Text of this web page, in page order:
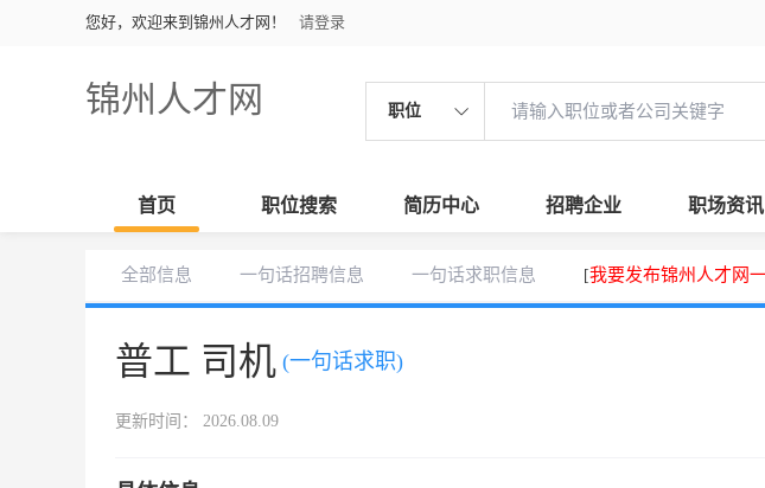
您好，欢迎来到锦州人才网！ 请登录
锦州人才网 职位
首页 职位搜索 简历中心 招聘企业 职场资讯
全部信息 一句话招聘信息 一句话求职信息 [我要发布锦州人才网
普工 司机 (一句话求职)
更新时间： 2026.08.09